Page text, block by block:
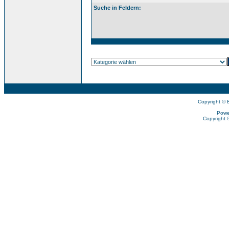
Suche in Feldern:
Copyright ©
Copyright